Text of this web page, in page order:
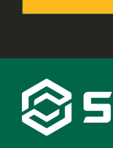
Footer
Navigation